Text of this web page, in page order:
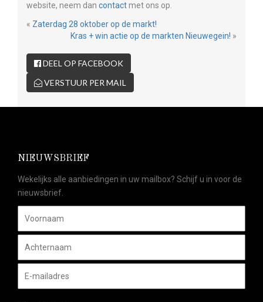
website, neem dan contactmet ons op.
« Zaterdag 28 oktober op de markt!
Kras + win actie op de markten Nieuwegein! »
DEEL OP FACEBOOK
VERSTUUR PER MAIL
NIEUWSBRIEF
Wekelijks alle aanbiedingen in uw mailbox? Schijf u in voor de
nieuwsbrief.